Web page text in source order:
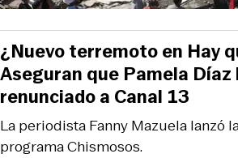
La periodista Fanny Mazuela lanzó
programa Chismosos.
¿Nuevo terremoto en Hay
Aseguran que Pamela Díaz
renunciado a Canal 13